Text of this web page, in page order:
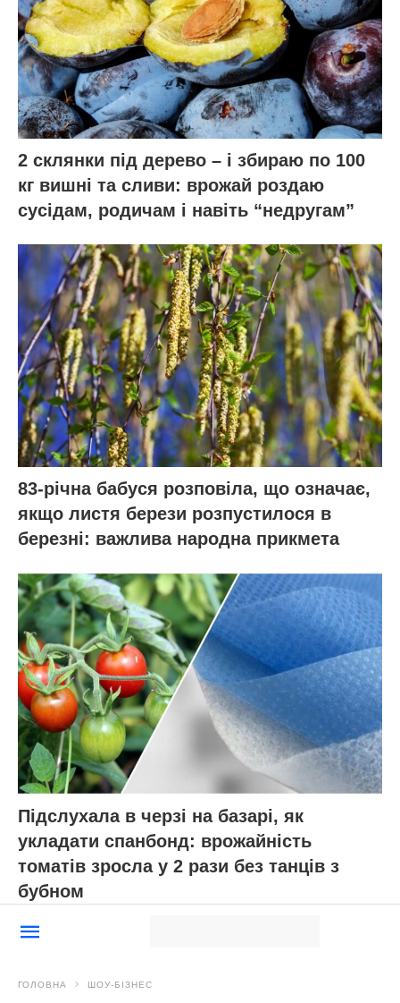
2 склянки під дерево – і збираю по 100
кг вишні та сливи: врожай роздаю
сусідам, родичам і навіть “недругам”
83-річна бабуся розповіла, що означає,
якщо листя берези розпустилося в
березні: важлива народна прикмета
Підслухала в черзі на базарі, як
укладати спанбонд: врожайність
томатів зросла у 2 рази без танців з
бубном